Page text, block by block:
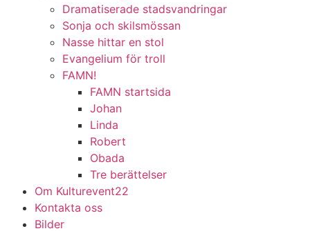
Dramatiserade stadsvandringar
Sonja och skilsmössan
Nasse hittar en stol
Evangelium för troll
FAMN!
FAMN startsida
Johan
Linda
Robert
Obada
Tre berättelser
Om Kulturevent22
Kontakta oss
Bilder